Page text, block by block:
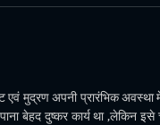
मुद्रण अपनी प्रारंभिक अवस्था
बेहद दुष्कर कार्य था ,लेकिन